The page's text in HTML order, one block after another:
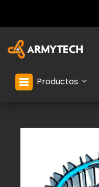
Productos